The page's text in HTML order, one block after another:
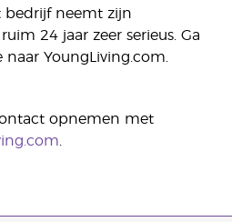
bedrijf neemt zijn
24 jaar zeer serieus. Ga
YoungLiving.com.
opnemen met